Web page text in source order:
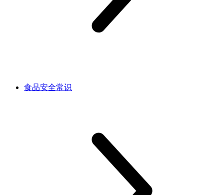
食品安全常识